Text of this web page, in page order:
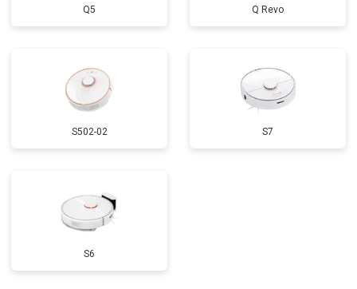
Q5 Q Revo
S502-02 S7
S6